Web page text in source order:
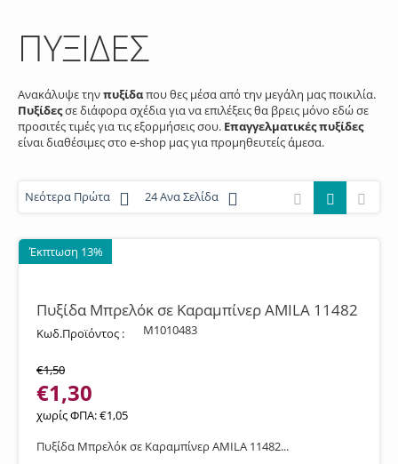
ΠΥΞΙΔΕΣ
Ανακάλυψε τηνπυξίδαπου θες μέσα από την μεγάλη μας ποικιλία.
Πυξίδεςσε διάφορα σχέδια για να επιλέξεις θα βρεις μόνο εδώ σε
προσιτές τιμές για τις εξορμήσεις σου. Επαγγελματικές πυξίδες
είναι διαθέσιμες στο e-shop μας για προμηθευτείς άμεσα.
Νεότερα Πρώτα 24 Ανα Σελίδα
Έκπτωση 13%
Πυξίδα Μπρελόκ σε Καραμπίνερ AMILA 11482
Κωδ.Προϊόντος : M1010483
€1,50
€1,30
χωρίς ΦΠΑ:€1,05
Πυξίδα Μπρελόκ σε Καραμπίνερ AMILA 11482...